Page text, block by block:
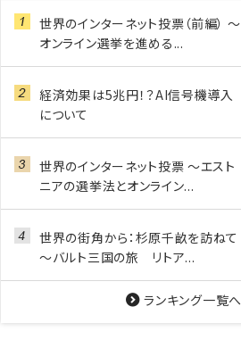
世界のインターネット投票（前編） ～
オンライン選挙を進める...
経済効果は5兆円！？AI信号機導入
について
世界のインターネット投票 ～エスト
ニアの選挙法とオンライン...
世界の街角から：杉原千畝を訪ねて
～バルト三国の旅 リトア...
ランキング一覧へ